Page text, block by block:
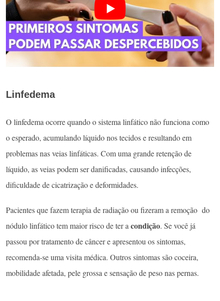
Linfedema
O linfedema ocorre quando o sistema linfático não funciona como
o esperado, acumulando líquido nos tecidos e resultando em
problemas nas veias linfáticas. Com uma grande retenção de
líquido, as veias podem ser danificadas, causando infecções,
dificuldade de cicatrização e deformidades.
Pacientes que fazem terapia de radiação ou fizeram a remoção do
nódulo linfático tem maior risco de ter a condição. Se você já
passou por tratamento de câncer e apresentou os sintomas,
recomenda-se uma visita médica. Outros sintomas são coceira,
mobilidade afetada, pele grossa e sensação de peso nas pernas.